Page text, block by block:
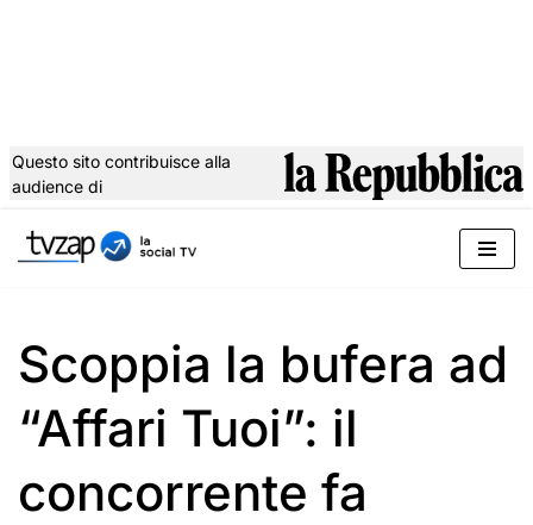
al
Questo sito contribuisce alla
audience di
Scoppia la bufera ad
“Affari Tuoi”: il
concorrente fa